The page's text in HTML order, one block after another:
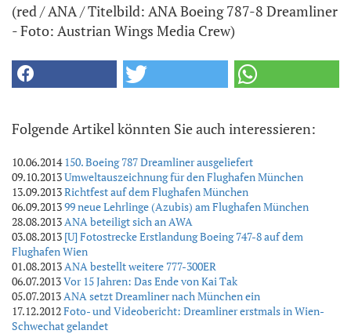
(red / ANA / Titelbild: ANA Boeing 787-8 Dreamliner
- Foto: Austrian Wings Media Crew)
Folgende Artikel könnten Sie auch interessieren:
10.06.2014150. Boeing 787 Dreamliner ausgeliefert
09.10.2013Umweltauszeichnung für den Flughafen München
13.09.2013Richtfest auf dem Flughafen München
06.09.201399 neue Lehrlinge (Azubis) am Flughafen München
28.08.2013 ANA beteiligt sich an AWA
03.08.2013 [U] Fotostrecke Erstlandung Boeing 747-8 auf dem
Flughafen Wien
01.08.2013 ANA bestellt weitere 777-300ER
06.07.2013Vor 15 Jahren: Das Ende von Kai Tak
05.07.2013 ANA setzt Dreamliner nach München ein
17.12.2012Foto- und Videobericht: Dreamliner erstmals in Wien-
Schwechat gelandet